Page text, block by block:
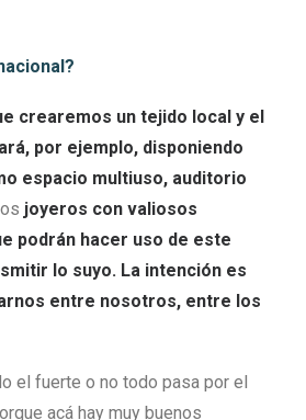
crearemos un tejido local y el
por ejemplo, disponiendo
espacio multiuso, auditorio
joyeros con valiosos
podrán hacer uso de este
lo suyo. La intención es
entre nosotros, entre los
el fuerte o no todo pasa por el
acá hay muy buenos